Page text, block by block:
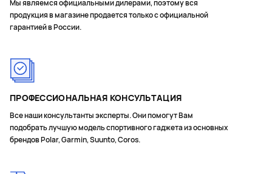
Мы являемся официальными дилерами, поэтому вся
продукция в магазине продается только с официальной
гарантией в России.
ПРОФЕССИОНАЛЬНАЯ КОНСУЛЬТАЦИЯ
Все наши консультанты эксперты. Они помогут Вам
подобрать лучшую модель спортивного гаджета из основных
брендов Polar, Garmin, Suunto, Coros.